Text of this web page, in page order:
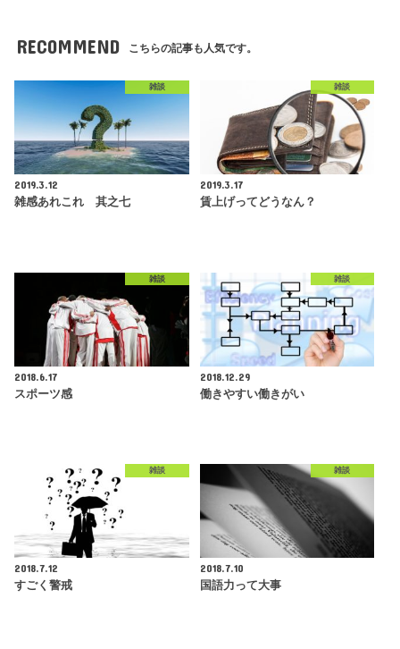
RECOMMEND こちらの記事も人気です。
雑談
2019.3.12
雑感あれこれ 其之七
雑談
2019.3.17
賃上げってどうなん？
雑談
2018.6.17
スポーツ感
雑談
2018.12.29
働きやすい働きがい
雑談
2018.7.12
すごく警戒
雑談
2018.7.10
国語力って大事